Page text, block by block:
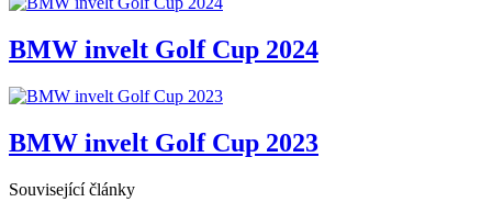
BMW invelt Golf Cup 2024
BMW invelt Golf Cup 2023
Související články